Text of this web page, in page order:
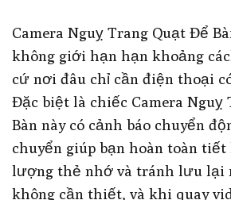
Camera Nguỵ Trang Quạt Để
không giới hạn hạn khoảng
cứ nơi đâu chỉ cần điện thoại
Đặc biệt là chiếc Camera Nguỵ
Bàn này có cảnh báo chuyển
chuyển giúp bạn hoàn toàn
lượng thẻ nhớ và tránh lưu lại
không cần thiết, và khi quay